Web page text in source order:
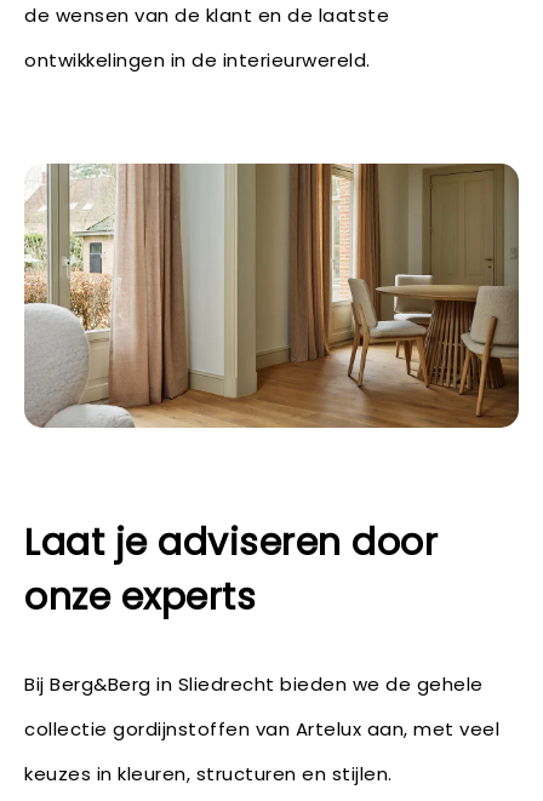
de wensen van de klant en de laatste
ontwikkelingen in de interieurwereld.
Laat je adviseren door
onze experts
Bij Berg&Berg in Sliedrecht bieden we de gehele
collectie gordijnstoffen van Artelux aan, met veel
keuzes in kleuren, structuren en stijlen.